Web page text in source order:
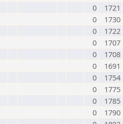
0
1721
0
1730
0
1722
0
1707
0
1708
0
1691
0
1754
0
1775
0
1785
0
1790